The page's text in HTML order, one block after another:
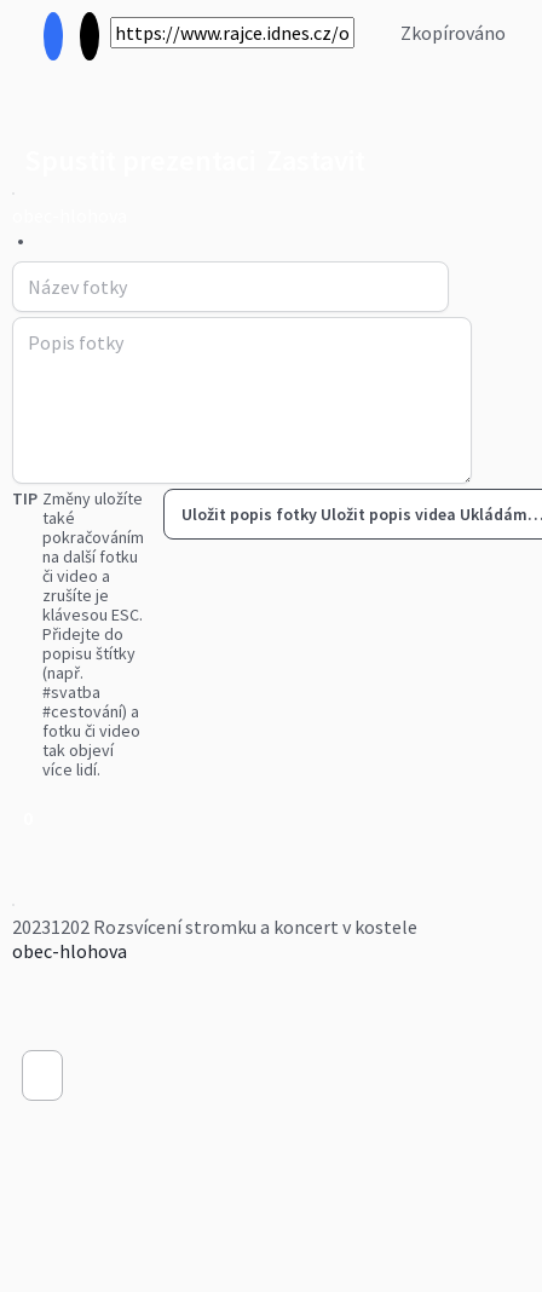
Zkopírováno
•
TIP Změny uložíte
také
pokračováním
na další fotku
či video a
zrušíte je
klávesou ESC.
Přidejte do
popisu štítky
(např.
#svatba
#cestování) a
fotku či video
tak objeví
více lidí.
Uložit popis fotky Uložit popis videa
20231202 Rozsvícení stromku a koncert v kostele
obec-hlohova